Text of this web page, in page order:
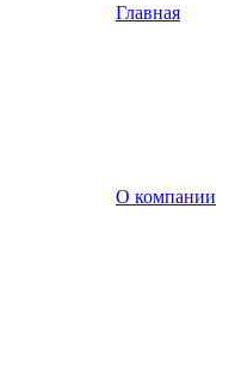
Главная
О компании